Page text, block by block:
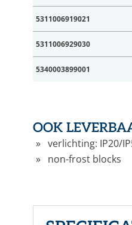
5311006919021
5311006929030
5340003899001
OOK
verlichting: IP20/
non-frost blocks